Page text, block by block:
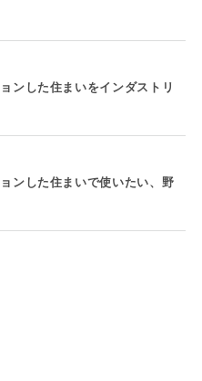
ンした住まいをインダストリ
ンした住まいで使いたい、野